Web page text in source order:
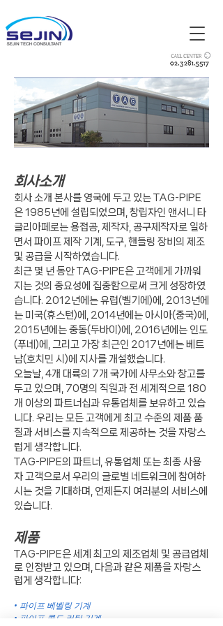
회사소개
회사 소개 본사를 영국에 두고 있는 TAG-PIPE
은 1985년에 설립되었으며, 창립자인 앤서니 타
글리아페로는 용접공, 제작자, 공구제작자로 일하
면서 파이프 제작 기계, 도구, 핸들링 장비의 제조
및 공급을 시작하였습니다.
최근 몇 년 동안 TAG-PIPE은 고객에게 가까워
지는 것의 중요성에 집중함으로써 크게 성장하였
습니다. 2012년에는 유럽(벨기에)에, 2013년에
는 미국(휴스턴)에, 2014년에는 아시아(중국)에,
2015년에는 중동(두바이)에, 2016년에는 인도
(푸네)에, 그리고 가장 최근인 2017년에는 베트
남(호치민 시)에 지사를 개설했습니다.
오늘날, 4개 대륙의 7개 국가에 사무소와 창고를
두고 있으며, 70명의 직원과 전 세계적으로 180
개 이상의 파트너십과 유통업체를 보유하고 있습
니다. 우리는 모든 고객에게 최고 수준의 제품 품
질과 서비스를 지속적으로 제공하는 것을 자랑스
럽게 생각합니다.
TAG-PIPE의 파트너, 유통업체 또는 최종 사용
자 고객으로서 우리의 글로벌 네트워크에 참여하
시는 것을 기대하며, 언제든지 여러분의 서비스에
있습니다.
제품
TAG-PIPE은 세계 최고의 제조업체 및 공급업체
로 인정받고 있으며, 다음과 같은 제품을 자랑스
럽게 생각합니다:
• 파이프 베벨링 기계
• 파이프 콜드 커팅 기계